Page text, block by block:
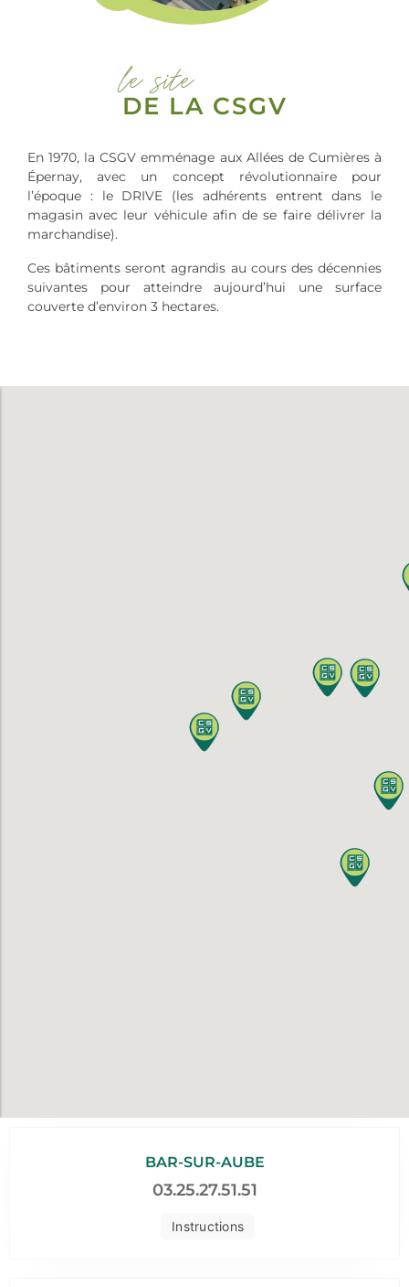
le site
DE LA CSGV
En 1970, la CSGV emménage aux Allées de Cumières à
Épernay, avec un concept révolutionnaire pour
l’époque : le DRIVE (les adhérents entrent dans le
magasin avec leur véhicule afin de se faire délivrer la
marchandise).
Ces bâtiments seront agrandis au cours des décennies
suivantes pour atteindre aujourd’hui une surface
couverte d’environ 3 hectares.
Instructions
BAR-SUR-AUBE
03.25.27.51.51